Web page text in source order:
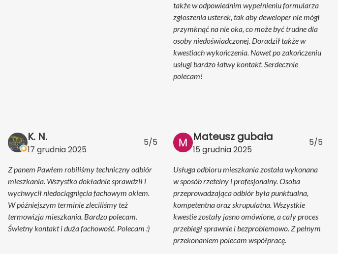
także w odpowiednim wypełnieniu formularza
zgłoszenia usterek, tak aby deweloper nie mógł
przymknąć na nie oka, co może być trudne dla
osoby niedoświadczonej. Doradził także w
kwestiach wykończenia. Nawet po zakończeniu
usługi bardzo łatwy kontakt. Serdecznie
polecam!
K. N.
17 grudnia 2025
5/5
Z panem Pawłem robiliśmy techniczny odbiór
mieszkania. Wszystko dokładnie sprawdził i
wychwycił niedociągnięcia fachowym okiem.
W późniejszym terminie zleciliśmy też
termowizja mieszkania. Bardzo polecam.
Świetny kontakt i duża fachowość. Polecam :)
Mateusz gubała
15 grudnia 2025
5/5
Usługa odbioru mieszkania została wykonana
w sposób rzetelny i profesjonalny. Osoba
przeprowadzająca odbiór była punktualna,
kompetentna oraz skrupulatna. Wszystkie
kwestie zostały jasno omówione, a cały proces
przebiegł sprawnie i bezproblemowo. Z pełnym
przekonaniem polecam współpracę.